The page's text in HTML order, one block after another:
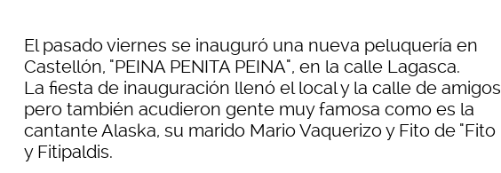
El pasado viernes se inauguró una nueva peluquería en
Castellón, "PEINA PENITA PEINA", en la calle Lagasca.
La fiesta de inauguración llenó el local y la calle de amigos
pero también acudieron gente muy famosa como es la
cantante Alaska, su marido Mario Vaquerizo y Fito de "Fito
y Fitipaldis.